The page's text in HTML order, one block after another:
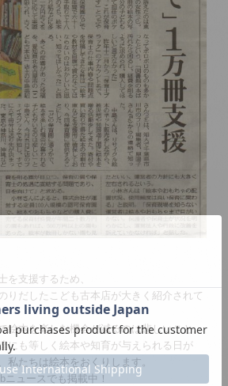
を支援するため、
りだしたこども古本店が大きく紹介されて
絵本を楽しむ機会が減るのは悲しいこと。
にも等しく絵本や知育が与えられる日が
私たちは絵本をおくりします。
ニュースでも掲載中！